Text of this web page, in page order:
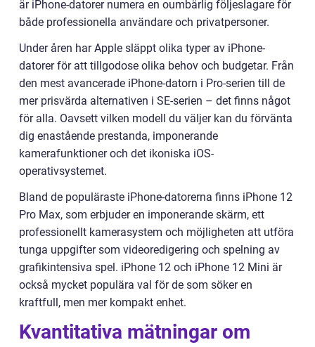
är iPhone-datorer numera en oumbärlig följeslagare för
både professionella användare och privatpersoner.
Under åren har Apple släppt olika typer av iPhone-
datorer för att tillgodose olika behov och budgetar. Från
den mest avancerade iPhone-datorn i Pro-serien till de
mer prisvärda alternativen i SE-serien – det finns något
för alla. Oavsett vilken modell du väljer kan du förvänta
dig enastående prestanda, imponerande
kamerafunktioner och det ikoniska iOS-
operativsystemet.
Bland de populäraste iPhone-datorerna finns iPhone 12
Pro Max, som erbjuder en imponerande skärm, ett
professionellt kamerasystem och möjligheten att utföra
tunga uppgifter som videoredigering och spelning av
grafikintensiva spel. iPhone 12 och iPhone 12 Mini är
också mycket populära val för de som söker en
kraftfull, men mer kompakt enhet.
Kvantitativa mätningar om